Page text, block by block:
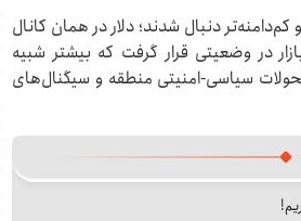
دنبال شدند؛ دلار در همان کانال
در وضعیتی قرار گرفت که بیشتر شبیه
سیاسی-امنیتی منطقه و سیگنال‌های